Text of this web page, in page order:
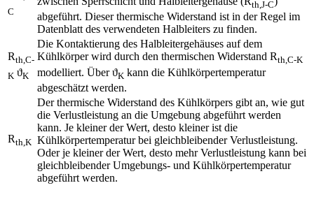
C
th,J-C
abgeführt. Dieser thermische Widerstand ist in der Regel im
Datenblatt des verwendeten Halbleiters zu finden.
Rth,C-
K ϑK
Die Kontaktierung des Halbleitergehäuses auf dem
Kühlkörper wird durch den thermischen Widerstand Rth,C-K
modelliert. Über ϑK kann die Kühlkörpertemperatur
abgeschätzt werden.
Rth,K
Der thermische Widerstand des Kühlkörpers gibt an, wie gut
die Verlustleistung an die Umgebung abgeführt werden
kann. Je kleiner der Wert, desto kleiner ist die
Kühlkörpertemperatur bei gleichbleibender Verlustleistung.
Oder je kleiner der Wert, desto mehr Verlustleistung kann bei
gleichbleibender Umgebungs- und Kühlkörpertemperatur
abgeführt werden.